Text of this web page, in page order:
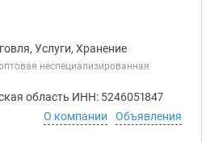
Услуги, Хранение
неспециализированная
область ИНН: 5246051847
О компании
Объявления